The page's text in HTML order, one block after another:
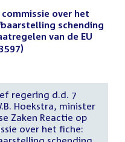
over het
schending
van de EU
regering d.d. 7
Hoekstra, minister
Zaken Reactie op
over het fiche: